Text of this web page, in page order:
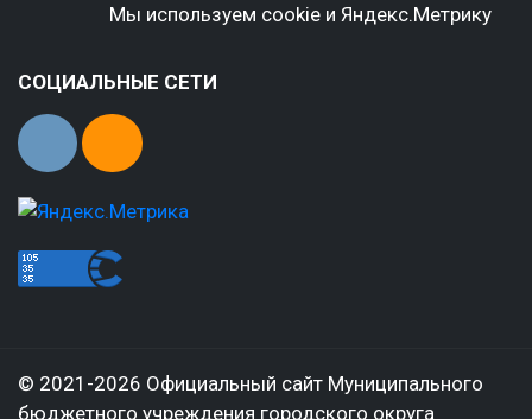
Мы используем cookie и Яндекс.Метрику
СОЦИАЛЬНЫЕ СЕТИ
© 2021-2026 Официальный сайт Муниципального
бюджетного учреждения городского округа